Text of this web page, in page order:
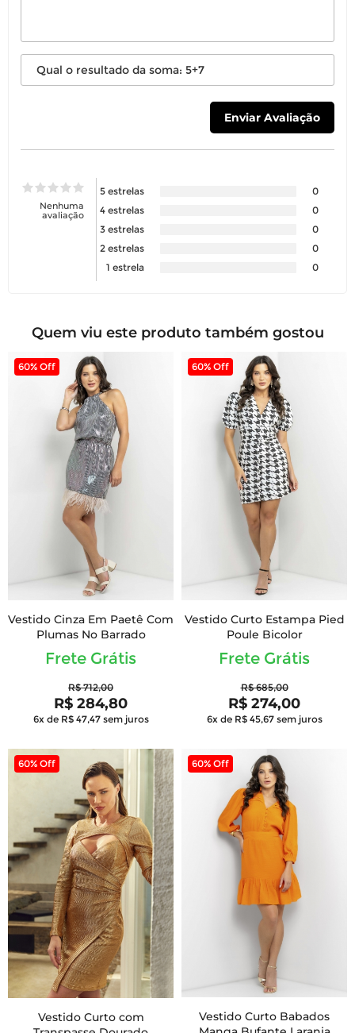
Nenhuma
avaliação
5 estrelas
0
4 estrelas
0
3 estrelas
0
2 estrelas
0
1 estrela
0
Quem viu este produto também gostou
60% Off
Vestido Cinza Em Paetê Com
Plumas No Barrado
Frete Grátis
R$ 712,00
R$ 284,80
6x de R$ 47,47 sem juros
60% Off
Vestido Curto Estampa Pied
Poule Bicolor
Frete Grátis
R$ 685,00
R$ 274,00
6x de R$ 45,67 sem juros
60% Off
Vestido Curto com
60% Off
Vestido Curto Babados